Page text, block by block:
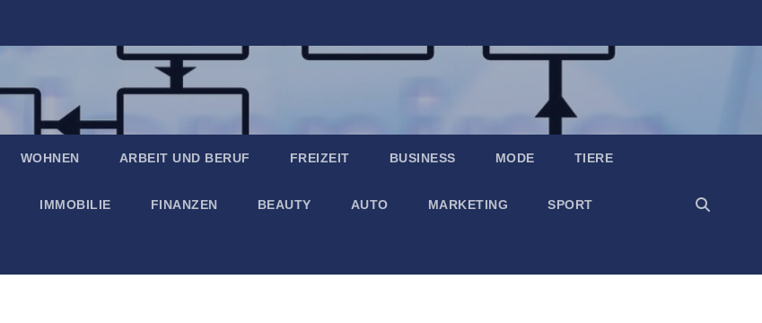
WOHNEN ARBEIT UND BERUF FREIZEIT BUSINESS MODE TIERE
IMMOBILIE FINANZEN BEAUTY AUTO MARKETING SPORT